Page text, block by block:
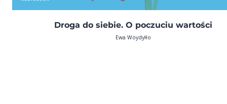
Droga do siebie. O poczuciu wartości
Ewa Woydyłło